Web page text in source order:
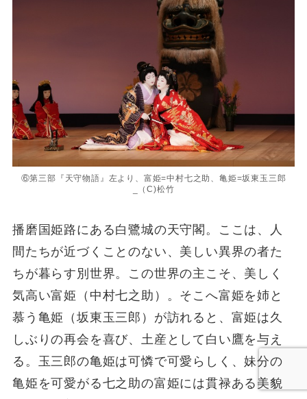
⑥第三部『天守物語』左より、富姫=中村七之助、亀姫=坂東玉三郎
_（C)松竹
播磨国姫路にある白鷺城の天守閣。ここは、人
間たちが近づくことのない、美しい異界の者た
ちが暮らす別世界。この世界の主こそ、美しく
気高い富姫（中村七之助）。そこへ富姫を姉と
慕う亀姫（坂東玉三郎）が訪れると、富姫は久
しぶりの再会を喜び、土産として白い鷹を与え
る。玉三郎の亀姫は可憐で可愛らしく、妹分の
亀姫を可愛がる七之助の富姫には貫禄ある美貌